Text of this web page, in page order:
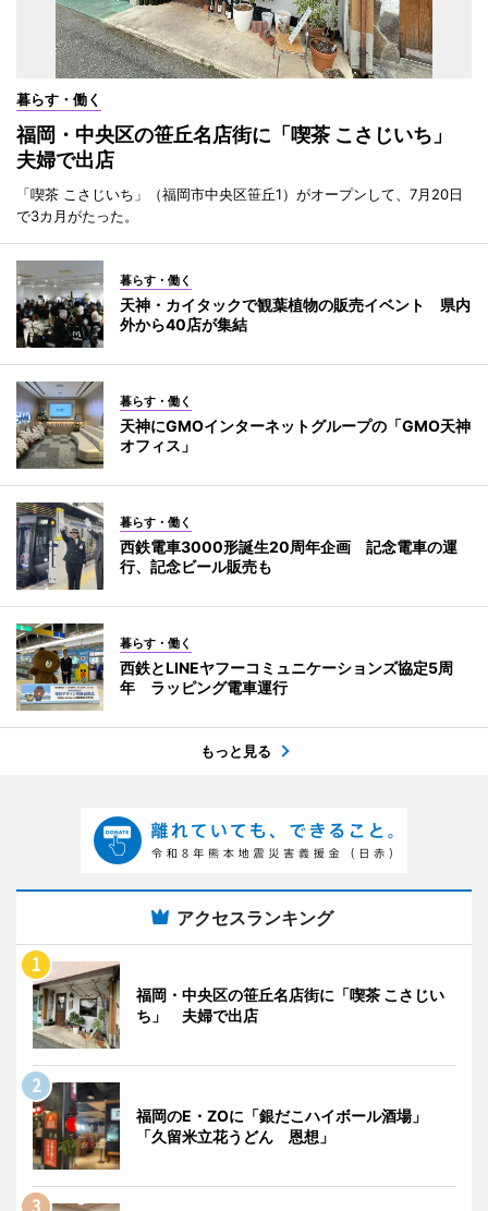
暮らす・働く
福岡・中央区の笹丘名店街に「喫茶 こさじいち」
夫婦で出店
「喫茶 こさじいち」（福岡市中央区笹丘1）がオープンして、7月20日
で3カ月がたった。
暮らす・働く
天神・カイタックで観葉植物の販売イベント 県内
外から40店が集結
暮らす・働く
天神にGMOインターネットグループの「GMO天神
オフィス」
暮らす・働く
西鉄電車3000形誕生20周年企画 記念電車の運
行、記念ビール販売も
暮らす・働く
西鉄とLINEヤフーコミュニケーションズ協定5周
年 ラッピング電車運行
もっと見る
アクセスランキング
福岡・中央区の笹丘名店街に「喫茶 こさじい
ち」 夫婦で出店
福岡のE・ZOに「銀だこハイボール酒場」
「久留米立花うどん 恩想」